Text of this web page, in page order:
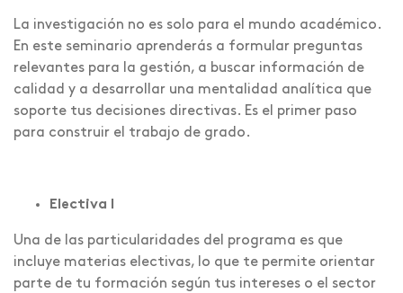
La investigación no es solo para el mundo académico.
En este seminario aprenderás a formular preguntas
relevantes para la gestión, a buscar información de
calidad y a desarrollar una mentalidad analítica que
soporte tus decisiones directivas. Es el primer paso
para construir el trabajo de grado.
Electiva I
Una de las particularidades del programa es que
incluye materias electivas, lo que te permite orientar
parte de tu formación según tus intereses o el sector